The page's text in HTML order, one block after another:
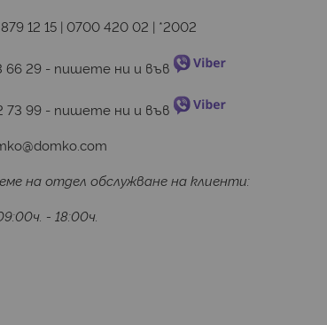
12 15 |0700 420 02 | *2002
66 29 - пишете ни и във
73 99 - пишете ни и във
на отдел обслужване на клиенти:
- 18:00ч.